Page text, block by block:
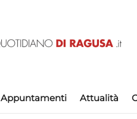
Appuntamenti Attualità